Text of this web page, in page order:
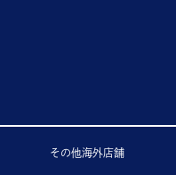
その他海外店舗